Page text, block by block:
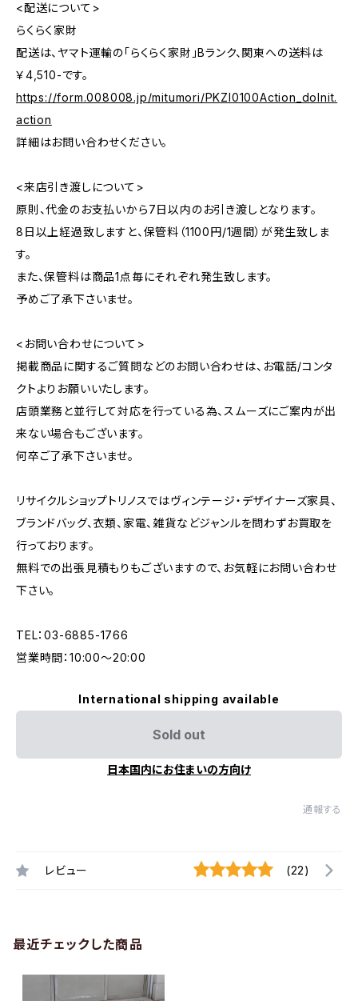
<配送について>
らくらく家財
配送は、ヤマト運輸の「らくらく家財」Bランク、関東への送料は
￥4,510-です。
https://form.008008.jp/mitumori/PKZI0100Action_doInit.
action
詳細はお問い合わせください。
<来店引き渡しについて>
原則、代金のお支払いから7日以内のお引き渡しとなります。
8日以上経過致しますと、保管料（1100円/1週間）が発生致しま
す。
また、保管料は商品1点毎にそれぞれ発生致します。
予めご了承下さいませ。
<お問い合わせについて>
掲載商品に関するご質問などのお問い合わせは、お電話/コンタ
クトよりお願いいたします。
店頭業務と並行して対応を行っている為、スムーズにご案内が出
来ない場合もございます。
何卒ご了承下さいませ。
リサイクルショップトリノスではヴィンテージ・デザイナーズ家具、
ブランドバッグ、衣類、家電、雑貨などジャンルを問わずお買取を
行っております。
無料での出張見積もりもございますので、お気軽にお問い合わせ
下さい。
TEL：03-6885-1766
営業時間：10:00〜20:00
International shipping available
Sold out
日本国内にお住まいの方向け
通報する
レビュー (22)
最近チェックした商品